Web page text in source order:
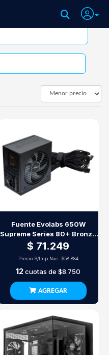
Fuente Evolabs 650W
Supreme Series 80+ Bronze
Evo80Bs-650W
$ 71.249
Precio S/Imp.Nac. $58.884
12cuotas de $8.750
AGREGAR